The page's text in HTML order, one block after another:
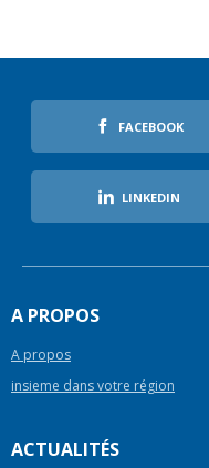
FACEBOOK
LINKEDIN
A PROPOS
A propos
insieme dans votre région
ACTUALITÉS